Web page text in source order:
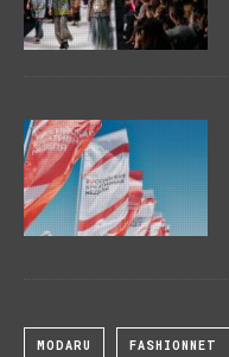
MODARU FASHIONNET